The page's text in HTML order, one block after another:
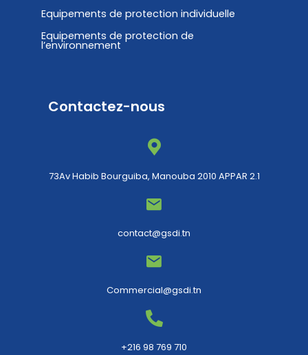
Equipements de protection individuelle
Equipements de protection de
l’environnement
Contactez-nous
73Av Habib Bourguiba, Manouba 2010 APPAR 2.1
contact@gsdi.tn
Commercial@gsdi.tn
+216 98 769 710